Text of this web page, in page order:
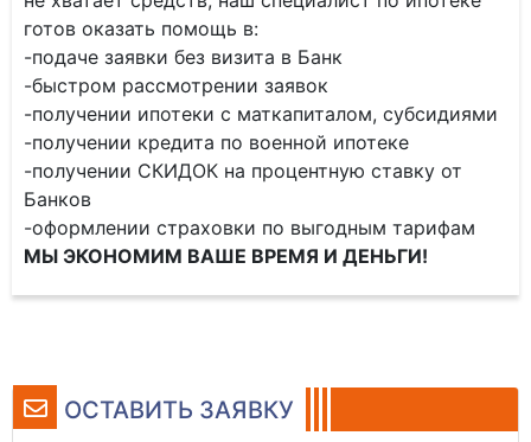
ОСТАВИТЬ ЗАЯВКУ
готов оказать помощь в:
-подаче заявки без визита в Банк
-быстром рассмотрении заявок
-получении ипотеки с маткапиталом, субсидиями
-получении кредита по военной ипотеке
-получении СКИДОК на процентную ставку от
Банков
-оформлении страховки по выгодным тарифам
МЫ ЭКОНОМИМ ВАШЕ ВРЕМЯ И ДЕНЬГИ!